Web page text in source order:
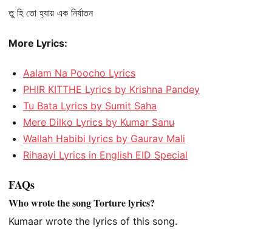
তু হি তো হ্যায় এক নির্যাতন
More Lyrics:
Aalam Na Poocho Lyrics
PHIR KITTHE Lyrics by Krishna Pandey
Tu Bata Lyrics by Sumit Saha
Mere Dilko Lyrics by Kumar Sanu
Wallah Habibi lyrics by Gaurav Mali
Rihaayi Lyrics in English EID Special
FAQs
Who wrote the song Torture lyrics?
Kumaar wrote the lyrics of this song.